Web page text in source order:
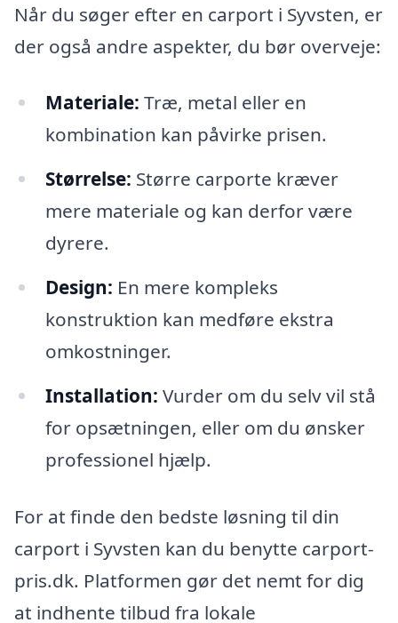
Når du søger efter en carport i Syvsten, er
der også andre aspekter, du bør overveje:
Materiale: Træ, metal eller en
kombination kan påvirke prisen.
Størrelse: Større carporte kræver
mere materiale og kan derfor være
dyrere.
Design: En mere kompleks
konstruktion kan medføre ekstra
omkostninger.
Installation: Vurder om du selv vil stå
for opsætningen, eller om du ønsker
professionel hjælp.
For at finde den bedste løsning til din
carport i Syvsten kan du benytte carport-
pris.dk. Platformen gør det nemt for dig
at indhente tilbud fra lokale